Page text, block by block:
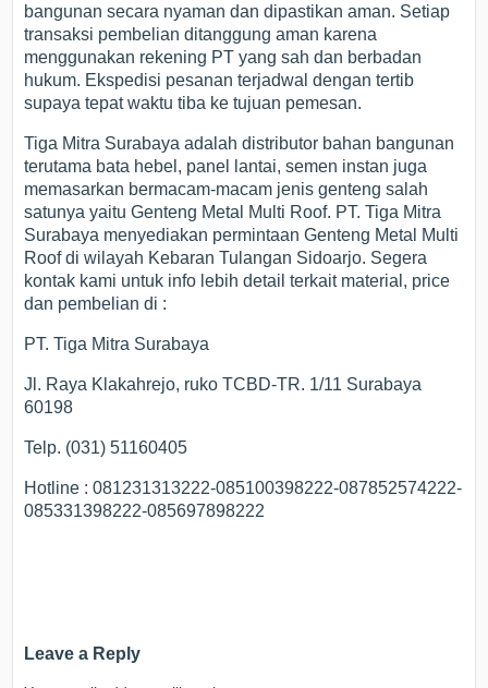
bangunan secara nyaman dan dipastikan aman. Setiap
transaksi pembelian ditanggung aman karena
menggunakan rekening PT yang sah dan berbadan
hukum. Ekspedisi pesanan terjadwal dengan tertib
supaya tepat waktu tiba ke tujuan pemesan.
Tiga Mitra Surabaya adalah distributor bahan bangunan
terutama bata hebel, panel lantai, semen instan juga
memasarkan bermacam-macam jenis genteng salah
satunya yaitu Genteng Metal Multi Roof. PT. Tiga Mitra
Surabaya menyediakan permintaan Genteng Metal Multi
Roof di wilayah Kebaran Tulangan Sidoarjo. Segera
kontak kami untuk info lebih detail terkait material, price
dan pembelian di :
PT. Tiga Mitra Surabaya
Jl. Raya Klakahrejo, ruko TCBD-TR. 1/11 Surabaya
60198
Telp. (031) 51160405
Hotline : 081231313222-085100398222-087852574222-
085331398222-085697898222
Leave a Reply